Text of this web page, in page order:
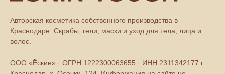
Авторская косметика собственного производства в
Краснодаре. Скрабы, гели, маски и уход для тела, лица и
волос.
ООО «Ёскин» · ОГРН 1222300063655 · ИНН 2311342177 г.